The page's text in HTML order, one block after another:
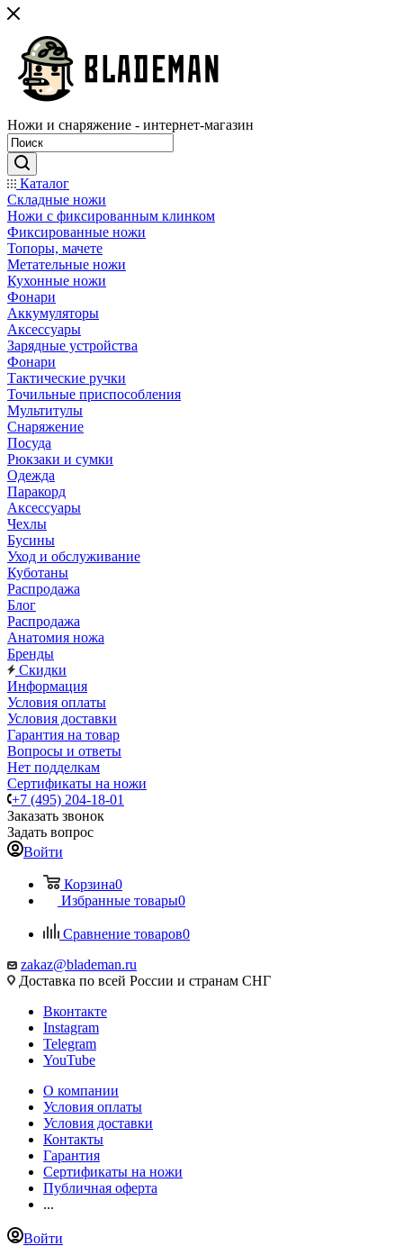
Ножи и снаряжение - интернет-магазин
Каталог
Складные ножи
Ножи с фиксированным клинком
Фиксированные ножи
Топоры, мачете
Метательные ножи
Кухонные ножи
Фонари
Аккумуляторы
Аксессуары
Зарядные устройства
Фонари
Тактические ручки
Точильные приспособления
Мультитулы
Снаряжение
Посуда
Рюкзаки и сумки
Одежда
Паракорд
Аксессуары
Чехлы
Бусины
Уход и обслуживание
Куботаны
Распродажа
Блог
Распродажа
Анатомия ножа
Бренды
Скидки
Информация
Условия оплаты
Условия доставки
Гарантия на товар
Вопросы и ответы
Нет подделкам
Сертификаты на ножи
+7 (495) 204-18-01
Заказать звонок
Задать вопрос
Войти
Корзина0
Избранные товары0
Сравнение товаров0
zakaz@blademan.ru
Доставка по всей России и странам СНГ
Вконтакте
Instagram
Telegram
YouTube
О компании
Условия оплаты
Условия доставки
Контакты
Гарантия
Сертификаты на ножи
Публичная оферта
...
Войти